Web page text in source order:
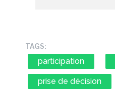
TAGS:
participation
prise de décision